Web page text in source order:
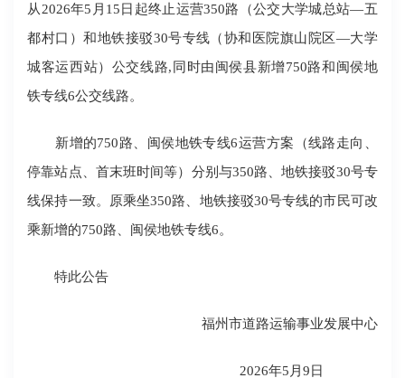
从2026年5月15日起终止运营350路（公交大学城总站—五
都村口）和地铁接驳30号专线（协和医院旗山院区—大学
城客运西站）公交线路,同时由闽侯县新增750路和闽侯地
铁专线6公交线路。
新增的750路、闽侯地铁专线6运营方案（线路走向、
停靠站点、首末班时间等）分别与350路、地铁接驳30号专
线保持一致。原乘坐350路、地铁接驳30号专线的市民可改
乘新增的750路、闽侯地铁专线6。
特此公告
福州市道路运输事业发展中心
2026年5月9日